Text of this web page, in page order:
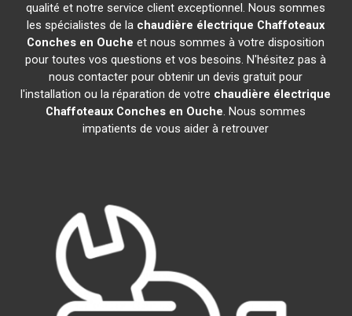
qualité et notre service client exceptionnel. Nous sommes
les spécialistes de la chaudière électrique Chaffoteaux
Conches en Ouche et nous sommes à votre disposition
pour toutes vos questions et vos besoins. N'hésitez pas à
nous contacter pour obtenir un devis gratuit pour
l'installation ou la réparation de votre chaudière électrique
Chaffoteaux Conches en Ouche. Nous sommes
impatients de vous aider à retrouver